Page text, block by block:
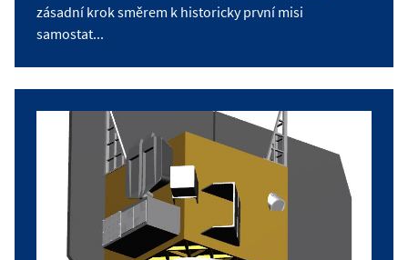
zásadní krok směrem k historicky první misi
samostat...